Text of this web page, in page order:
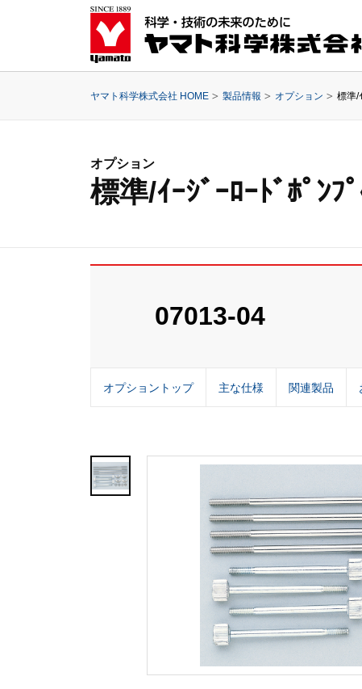
ヤマト科学株式会社 HOME 製品情報 オプション 標準/
オプション
標準/ｲｰｼﾞｰﾛｰﾄﾞﾎﾟﾝﾌ
07013-04
オプショントップ 主な仕様 関連製品